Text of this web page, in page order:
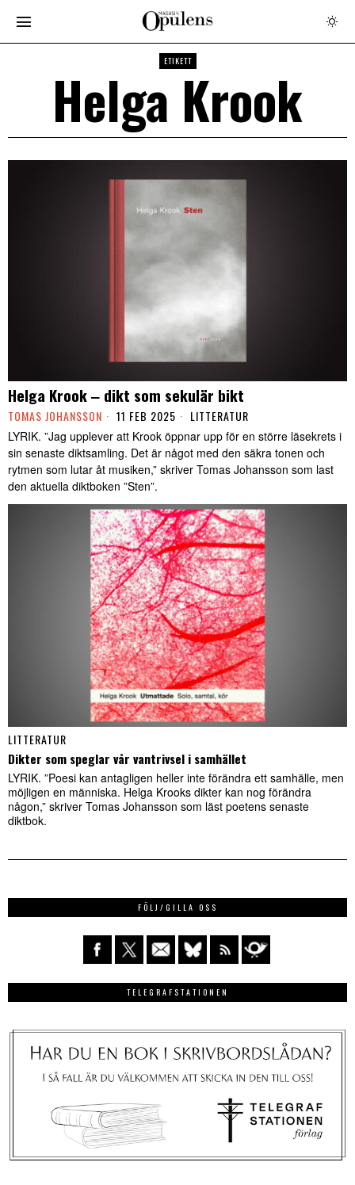
ETIKETT
Helga Krook
Helga Krook ‒ dikt som sekulär bikt
TOMAS JOHANSSON 11 FEB 2025 LITTERATUR
LYRIK. ”Jag upplever att Krook öppnar upp för en större läsekrets i
sin senaste diktsamling. Det är något med den säkra tonen och
rytmen som lutar åt musiken,” skriver Tomas Johansson som last
den aktuella diktboken ”Sten”.
LITTERATUR
Dikter som speglar vår vantrivsel i samhället
LYRIK. ”Poesi kan antagligen heller inte förändra ett samhälle, men
möjligen en människa. Helga Krooks dikter kan nog förändra
någon,” skriver Tomas Johansson som läst poetens senaste
diktbok.
FÖLJ/GILLA OSS
TELEGRAFSTATIONEN